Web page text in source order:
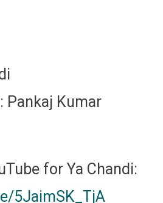
Pankaj Kumar
for Ya Chandi:
5JaimSK_TjA